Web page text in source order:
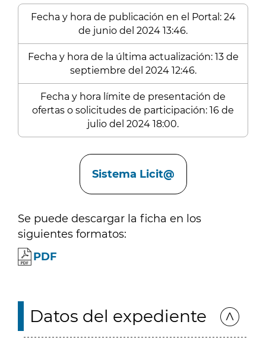
Fecha y hora de publicación en el Portal: 24
de junio del 2024 13:46.
Fecha y hora de la última actualización: 13 de
septiembre del 2024 12:46.
Fecha y hora límite de presentación de
ofertas o solicitudes de participación: 16 de
julio del 2024 18:00.
Sistema Licit@
Se puede descargar la ficha en los
siguientes formatos:
PDF
Datos del expediente